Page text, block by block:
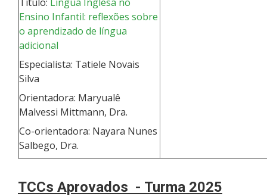
Ensino Infantil: reflexões sobre
o aprendizado de língua
adicional
Especialista: Tatiele Novais
Silva
Orientadora: Maryualê
Malvessi Mittmann, Dra.
Co-orientadora: Nayara Nunes
Salbego, Dra.
TCCs Aprovados - Turma 2025